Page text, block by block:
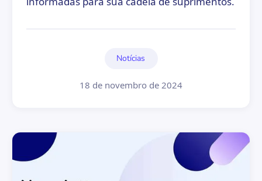
Notícias
18 de novembro de 2024